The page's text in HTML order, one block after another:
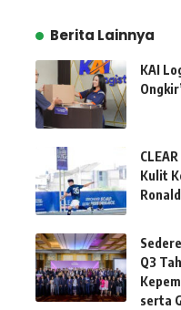
Berita Lainnya
KAI
Kulit
Q3
serta